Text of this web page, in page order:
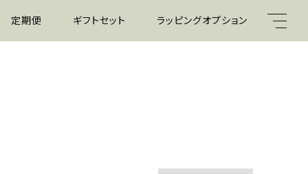
定期便 ギフトセット ラッピングオプション 水出